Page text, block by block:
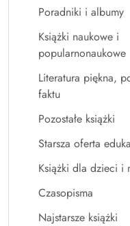
Poradniki i albumy
Książki naukowe i
popularnonaukowe
Literatura piękna,
faktu
Pozostałe książki
Starsza oferta
Książki dla dzieci i
Czasopisma
Najstarsze książki